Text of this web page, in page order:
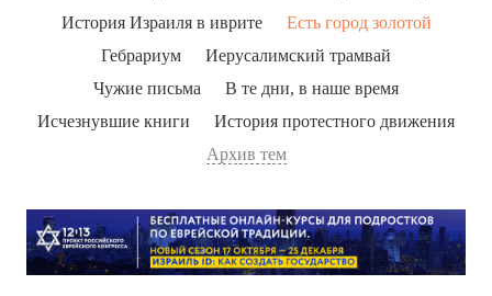
История Израиля в иврите
Есть город золотой
Гебрариум
Иерусалимский трамвай
Чужие письма
В те дни, в наше время
Исчезнувшие книги
История протестного движения
Архив тем